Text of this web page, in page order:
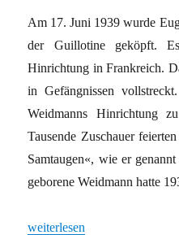
Am 17. Juni 1939 wurde
der Guillotine geköpft.
Hinrichtung in Frankreich.
in Gefängnissen
Weidmanns Hinrichtung
Tausende Zuschauer
Samtaugen«, wie er
geborene Weidmann hatte
„Illusionsloser Antifaschismus“
weiterlesen